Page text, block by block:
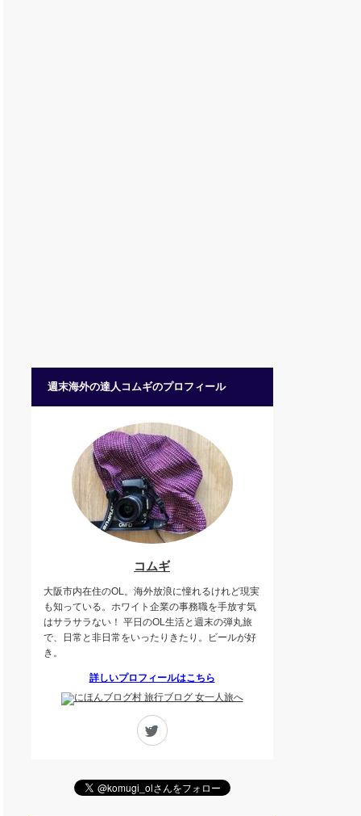
週末海外の達人コムギのプロフィール
コムギ
大阪市内在住のOL。海外放浪に憧れるけれど現実
も知っている。ホワイト企業の事務職を手放す気
はサラサラない！ 平日のOL生活と週末の弾丸旅
で、日常と非日常をいったりきたり。ビールが好
き。
詳しいプロフィールはこちら